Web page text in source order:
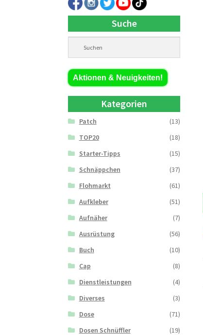
Suche
Aktionen & Neuigkeiten!
Kategorien
Patch
(13)
TOP20
(18)
Starter-Tipps
(15)
Schnäppchen
(37)
Flohmarkt
(61)
Aufkleber
(51)
Aufnäher
(7)
Ausrüstung
(56)
Buch
(10)
Cap
(8)
Dienstleistungen
(4)
Diverses
(3)
Dose
(71)
Dosen Schnüffler
(19)